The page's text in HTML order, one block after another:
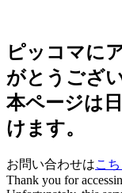
ピッコマに
がとうござ
本ページは
けます。
お問い合わせはこ
Thank you for